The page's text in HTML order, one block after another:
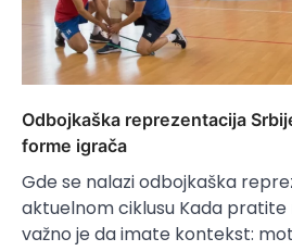
Odbojkaška reprezentacija
forme igrača
Gde se nalazi odbojkaška
aktuelnom ciklusu Kada
važno je da imate kontekst: